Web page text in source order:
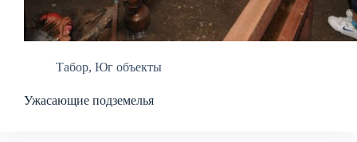
Табор, Юг объекты
Ужасающие подземелья